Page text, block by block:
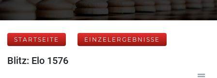
STARTSEITE EINZELERGEBNISSE
Blitz: Elo 1576